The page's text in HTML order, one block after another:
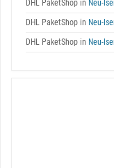
DHL PaketShop in Neu-
DHL PaketShop in Neu-
DHL PaketShop in Neu-